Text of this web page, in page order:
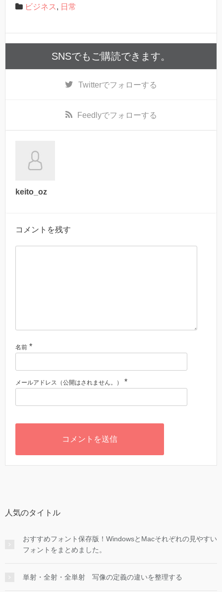
ビジネス , 日常
SNSでもご購読できます。
Twitterでフォローする
Feedlyでフォローする
keito_oz
コメントを残す
名前 *
メールアドレス（公開はされません。） *
人気のタイトル
おすすめフォント保存版！WindowsとMacそれぞれの見やすい
フォントをまとめました。
単射・全射・全単射 写像の定義の違いを整理する